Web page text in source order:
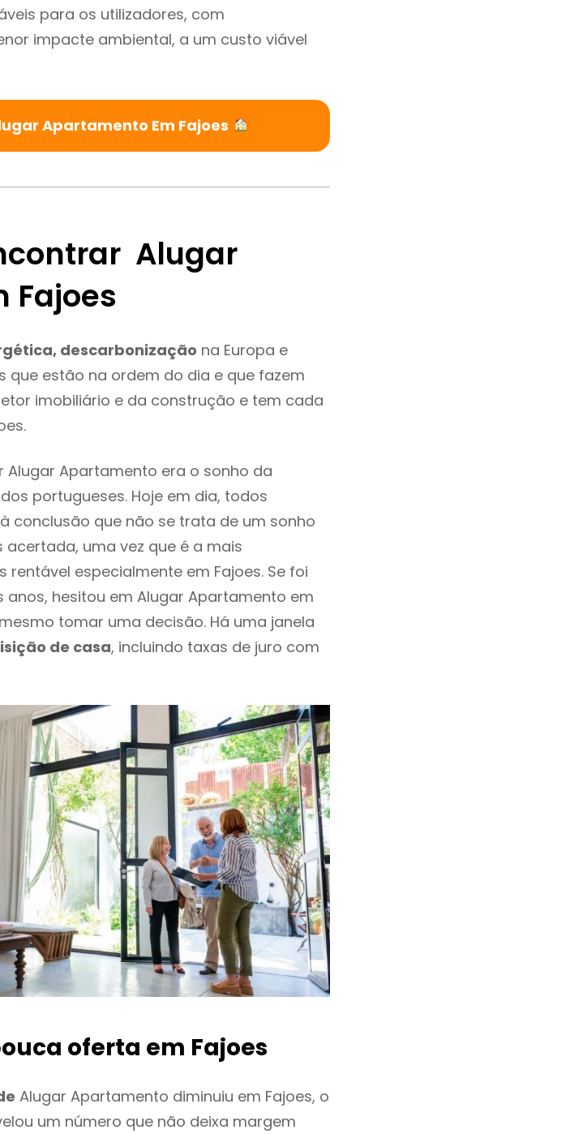
para os utilizadores, com
impacte ambiental, a um custo viável
Apartamento Em Fajoes
Alugar
Fajoes
descarbonização na Europa e
que estão na ordem do dia e que fazem
imobiliário e da construção e tem cada
Apartamento era o sonho da
portugueses. Hoje em dia, todos
conclusão que não se trata de um sonho
uma vez que é a mais
especialmente em Fajoes. Se foi
hesitou em Alugar Apartamento em
tomar uma decisão. Há uma janela
de casa, incluindo taxas de juro com
oferta em Fajoes
Alugar Apartamento diminuiu em Fajoes, o
um número que não deixa margem